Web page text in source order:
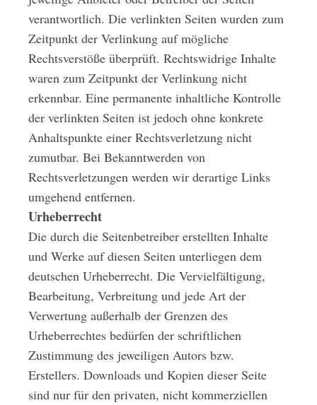
verantwortlich. Die verlinkten Seiten wurden zum
Zeitpunkt der Verlinkung auf mögliche
Rechtsverstöße überprüft. Rechtswidrige Inhalte
waren zum Zeitpunkt der Verlinkung nicht
erkennbar. Eine permanente inhaltliche Kontrolle
der verlinkten Seiten ist jedoch ohne konkrete
Anhaltspunkte einer Rechtsverletzung nicht
zumutbar. Bei Bekanntwerden von
Rechtsverletzungen werden wir derartige Links
umgehend entfernen.
Urheberrecht
Die durch die Seitenbetreiber erstellten Inhalte
und Werke auf diesen Seiten unterliegen dem
deutschen Urheberrecht. Die Vervielfältigung,
Bearbeitung, Verbreitung und jede Art der
Verwertung außerhalb der Grenzen des
Urheberrechtes bedürfen der schriftlichen
Zustimmung des jeweiligen Autors bzw.
Erstellers. Downloads und Kopien dieser Seite
sind nur für den privaten, nicht kommerziellen